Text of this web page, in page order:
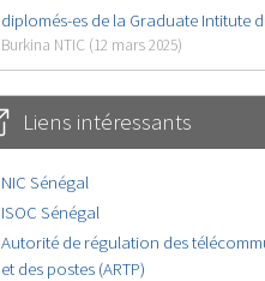
diplomés-es de la Graduate Intitute
Burkina NTIC (12 mars 2025)
Liens intéressants
NIC Sénégal
ISOC Sénégal
Autorité de régulation des
et des postes (ARTP)